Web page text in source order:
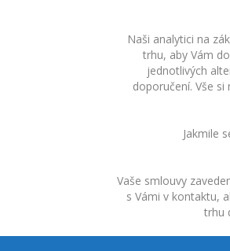
Naši analytici na
trhu, aby Vám
jednotlivých
doporučení. Vše
Jakmile
Vaše smlouvy
s Vámi v kontaktu,
trhu